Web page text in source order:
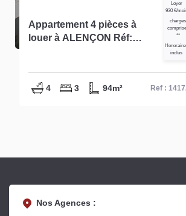
Appartement 4 pièces à
louer à ALENÇON Réf:
Loyer
930 €/
charges
**
inclus
4 3 94m² Ref :
Nos Agences :